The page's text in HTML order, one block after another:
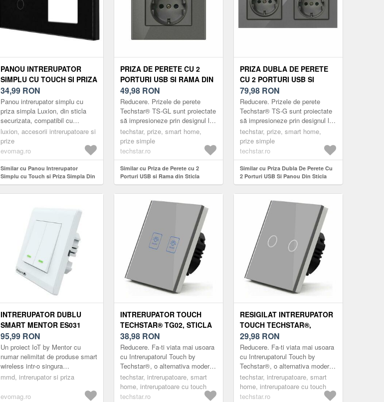
PANOU INTRERUPATOR
SIMPLU CU TOUCH SI PRIZA
SIMPLA DIN STICLA LUXION
(NEGRU)
34,99 RON
Panou intrerupator simplu cu
priza simpla Luxion, din sticla
securizata, compatibil cu
modulele Luxion. Produsele
LUXION se diferentiaza prin
desig...
luxion, accesorii intrerupatoare si
prize
evomag.ro
Similar cu Panou Intrerupator
Simplu cu Touch si Priza Simpla Din
Sticla LUXION (Negru)
PRIZA DE PERETE CU 2
PORTURI USB SI RAMA DIN
STICLA TECHSTAR® TS-GL,
110-250V, 16A, IGNIFUGA,
86X86MM, GRI
49,98 RON
Reducere. Prizele de perete
Techstar® TS-GL sunt proiectate
să impresioneze prin designul lor
compact, elegant și minimalist.
Acestea se remarcă prin
versati...
techstar, prize, smart home,
prize simple
techstar.ro
Similar cu Priza de Perete cu 2
Porturi USB si Rama din Sticla
Techstar® TS-GL, 110-250V, 16A,
Ignifuga, 86x86mm, Gri
PRIZA DUBLA DE PERETE
CU 2 PORTURI USB SI
PANOU DIN STICLA
TECHSTAR® TS-G, 110-
250V, 16A, IGNIFUGA,
80X151MM, GRI
79,98 RON
Reducere. Prizele de perete
Techstar® TS-G sunt proiectate
să impresioneze prin designul lor
compact, elegant și minimalist.
Acestea se remarcă prin
versatil...
techstar, prize, smart home,
prize simple
techstar.ro
Similar cu Priza Dubla De Perete Cu
2 Porturi USB Si Panou Din Sticla
Techstar® TS-G, 110-250V, 16A,
Ignifuga, 80x151mm, Gri
INTRERUPATOR DUBLU
SMART MENTOR ES031
WIFI 10A 1200W, IGNIFUG
95,99 RON
Un proiect IoT by Mentor cu
numar nelimitat de produse smart
wireless intr-o singura
aplicatie.Intrerupatorul are un
mmd, intrerupator si priza
evomag.ro
INTRERUPATOR TOUCH
TECHSTAR® TG02, STICLA
SECURIZATA, DESIGN
MODERN, ILUMINARE LED,
2 FAZE, GRI
38,98 RON
Reducere. Fa-ti viata mai usoara
cu Intrerupatorul Touch by
Techstar®, o alternativa moderna
la intrerupatoarele clasice.
Intrerupatoarele marca ®Techstar
su...
techstar, intrerupatoare, smart
home, intrerupatoare cu touch
techstar.ro
RESIGILAT INTRERUPATOR
TOUCH TECHSTAR®,
STICLA SECURIZATA,
DESIGN MODERN,
ILUMINARE LED, 2 FAZE,
GRI
29,98 RON
Reducere. Fa-ti viata mai usoara
cu Intrerupatorul Touch by
Techstar®, o alternativa moderna
la intrerupatoarele clasice.
Intrerupatoarele marca ®Techstar
su...
techstar, intrerupatoare, smart
home, intrerupatoare cu touch
techstar.ro